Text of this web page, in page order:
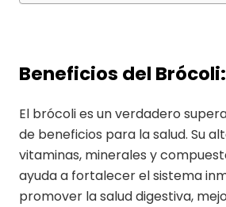
Beneficios del Brócoli:
El brócoli es un verdadero
de beneficios para la salud. Su
vitaminas, minerales y
ayuda a fortalecer el sistema
promover la salud digestiva,